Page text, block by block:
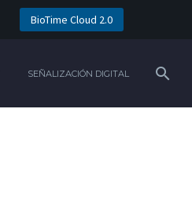
BioTime Cloud 2.0
SEÑALIZACIÓN DIGITAL